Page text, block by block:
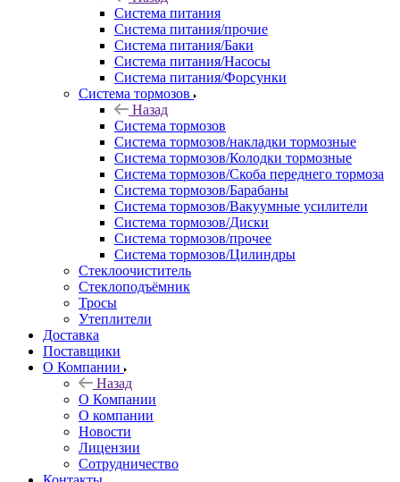
Система питания
Система питания/прочие
Система питания/Баки
Система питания/Насосы
Система питания/Форсунки
Система тормозов
Назад
Система тормозов
Система тормозов/накладки тормозные
Система тормозов/Колодки тормозные
Система тормозов/Скоба переднего тормоза
Система тормозов/Барабаны
Система тормозов/Вакуумные усилители
Система тормозов/Диски
Система тормозов/прочее
Система тормозов/Цилиндры
Стеклоочиститель
Стеклоподъёмник
Тросы
Утеплители
Доставка
Поставщики
О Компании
Назад
О Компании
О компании
Новости
Лицензии
Сотрудничество